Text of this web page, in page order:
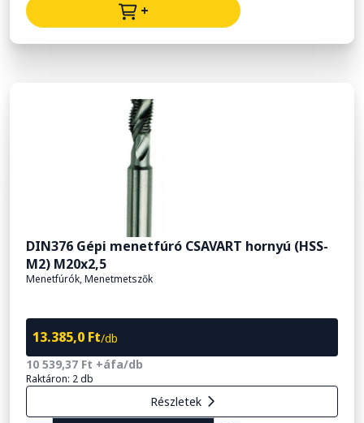
+
DIN376 Gépi menetfúró CSAVART hornyú (HSS-
M2) M20x2,5
Menetfúrók, Menetmetszők
13.385,0 Ft/db
10 539,37 Ft +áfa/db
Raktáron: 2 db
Részletek